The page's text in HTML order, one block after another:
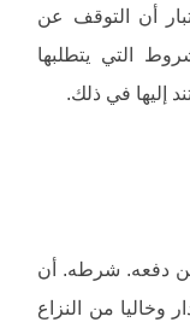
أن التوقف عن
التي يتطلبها
إليها في ذلك.
عن دفعه. شرطه. أن
وخاليا من النزاع